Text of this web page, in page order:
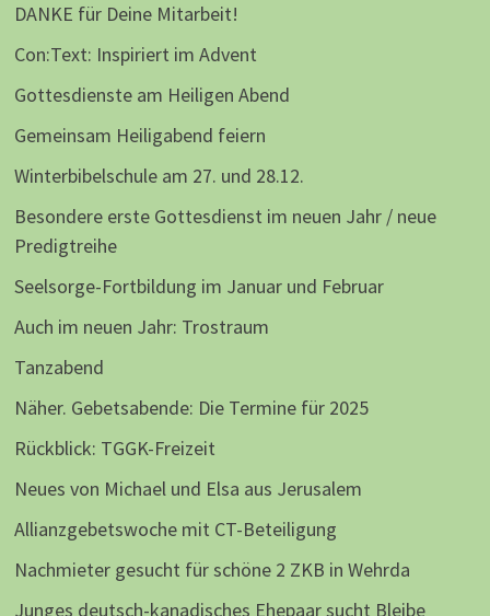
DANKE für Deine Mitarbeit!
Con:Text: Inspiriert im Advent
Gottesdienste am Heiligen Abend
Gemeinsam Heiligabend feiern
Winterbibelschule am 27. und 28.12.
Besondere erste Gottesdienst im neuen Jahr / neue
Predigtreihe
Seelsorge-Fortbildung im Januar und Februar
Auch im neuen Jahr: Trostraum
Tanzabend
Näher. Gebetsabende: Die Termine für 2025
Rückblick: TGGK-Freizeit
Neues von Michael und Elsa aus Jerusalem
Allianzgebetswoche mit CT-Beteiligung
Nachmieter gesucht für schöne 2 ZKB in Wehrda
Junges deutsch-kanadisches Ehepaar sucht Bleibe